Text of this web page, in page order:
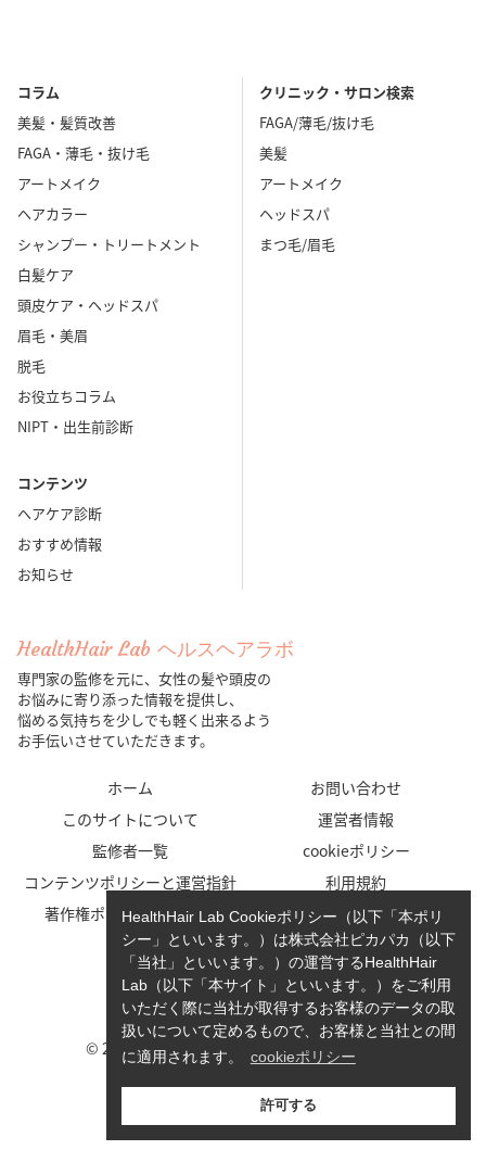
コラム
美髪・髪質改善
FAGA・薄毛・抜け毛
アートメイク
ヘアカラー
シャンプー・トリートメント
白髪ケア
頭皮ケア・ヘッドスパ
眉毛・美眉
脱毛
お役立ちコラム
NIPT・出生前診断
コンテンツ
ヘアケア診断
おすすめ情報
お知らせ
クリニック・サロン検索
FAGA/薄毛/抜け毛
美髪
アートメイク
ヘッドスパ
まつ毛/眉毛
HealthHair Lab ヘルスヘアラボ
専門家の監修を元に、女性の髪や頭皮の
お悩みに寄り添った情報を提供し、
悩める気持ちを少しでも軽く出来るよう
お手伝いさせていただきます。
ホーム
お問い合わせ
このサイトについて
運営者情報
監修者一覧
cookieポリシー
コンテンツポリシーと運営指針
利用規約
著作権ポリシー/免責事項
プライバシーポリシー
© 2023-2026 HealthHair Lab ヘルスヘアラボ.
HealthHair Lab Cookieポリシー（以下「本ポリ
シー」といいます。）は株式会社ピカパカ（以下
「当社」といいます。）の運営するHealthHair
Lab（以下「本サイト」といいます。）をご利用
いただく際に当社が取得するお客様のデータの取
扱いについて定めるもので、お客様と当社との間
に適用されます。
cookieポリシー
許可する